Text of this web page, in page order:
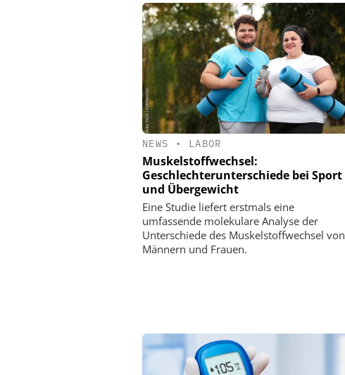
NEWS • LABOR
Muskelstoffwechsel:
Geschlechterunterschiede bei Sport
und Übergewicht
Eine Studie liefert erstmals eine
umfassende molekulare Analyse der
Unterschiede des Muskelstoffwechsel von
Männern und Frauen.